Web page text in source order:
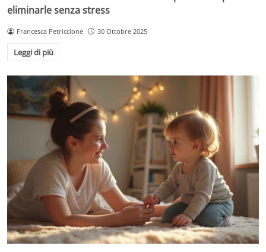
eliminarle senza stress
Francesca Petriccione 30 Ottobre 2025
Leggi di più